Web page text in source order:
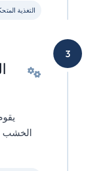
التغذية
3
الخشب